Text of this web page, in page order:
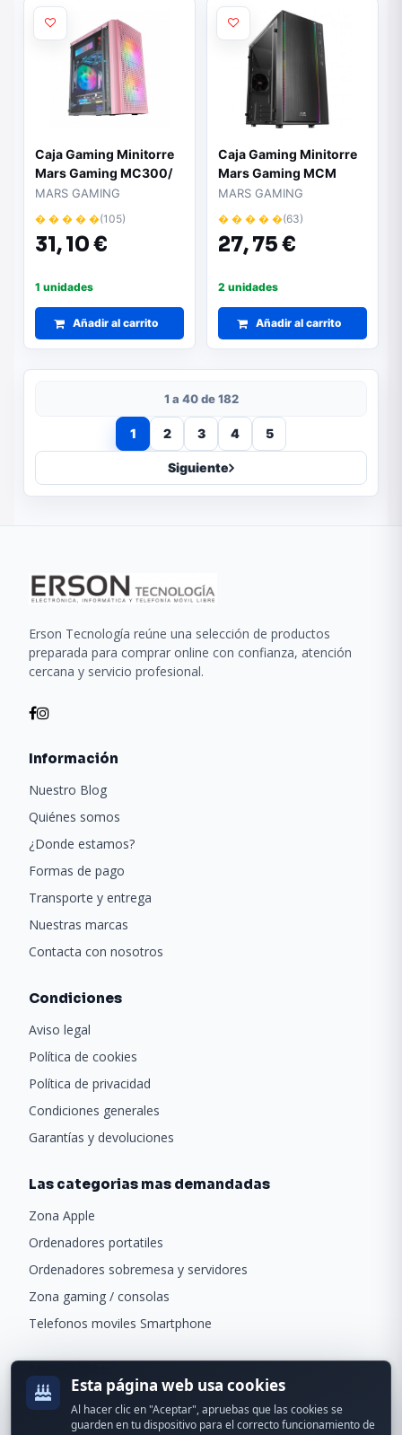
Caja Gaming Minitorre
Mars Gaming MC300/
Rosa
MARS GAMING
� � � � �(105)
31,10 €
1 unidades
Añadir al carrito
Caja Gaming Minitorre
Mars Gaming MCM
MARS GAMING
� � � � �(63)
27,75 €
2 unidades
Añadir al carrito
1 a 40 de 182
1 2 3 4 5
Siguiente
Erson Tecnología reúne una selección de productos
preparada para comprar online con confianza, atención
cercana y servicio profesional.
Información
Nuestro Blog
Quiénes somos
¿Donde estamos?
Formas de pago
Transporte y entrega
Nuestras marcas
Contacta con nosotros
Condiciones
Aviso legal
Política de cookies
Política de privacidad
Condiciones generales
Garantías y devoluciones
Las categorias mas demandadas
Zona Apple
Ordenadores portatiles
Ordenadores sobremesa y servidores
Zona gaming / consolas
Telefonos moviles Smartphone
Recibe ofertas exclusivas y novedades.
Esta página web usa cookies
Al hacer clic en "Aceptar", apruebas que las cookies se
guarden en tu dispositivo para el correcto funcionamiento de